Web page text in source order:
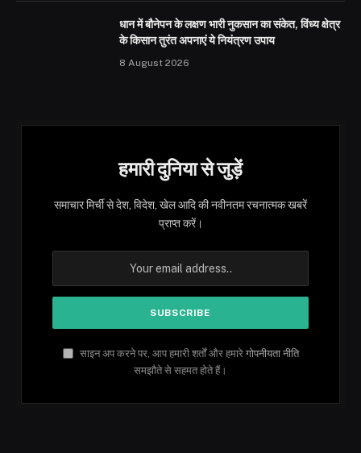
धान में बौनेपन के लक्षण भारी नुकसान का संकेत, विंध्य क्षेत्र
के किसान तुरंत अपनाएं ये नियंत्रण उपाय
8 August 2026
हमारी दुनिया से जुड़ें
समाचार मिर्ची से देश, विदेश, खेल आदि की नवीनतम रचनात्मक खबरें
प्राप्त करें।
साइन अप करने पर, आप हमारी शर्तों और हमारे गोपनीयता नीति
समझौते से सहमत होते हैं।